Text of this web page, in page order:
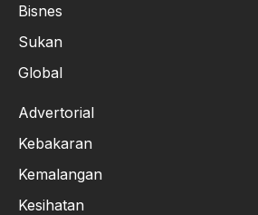
Bisnes
Sukan
Global
Advertorial
Kebakaran
Kemalangan
Kesihatan